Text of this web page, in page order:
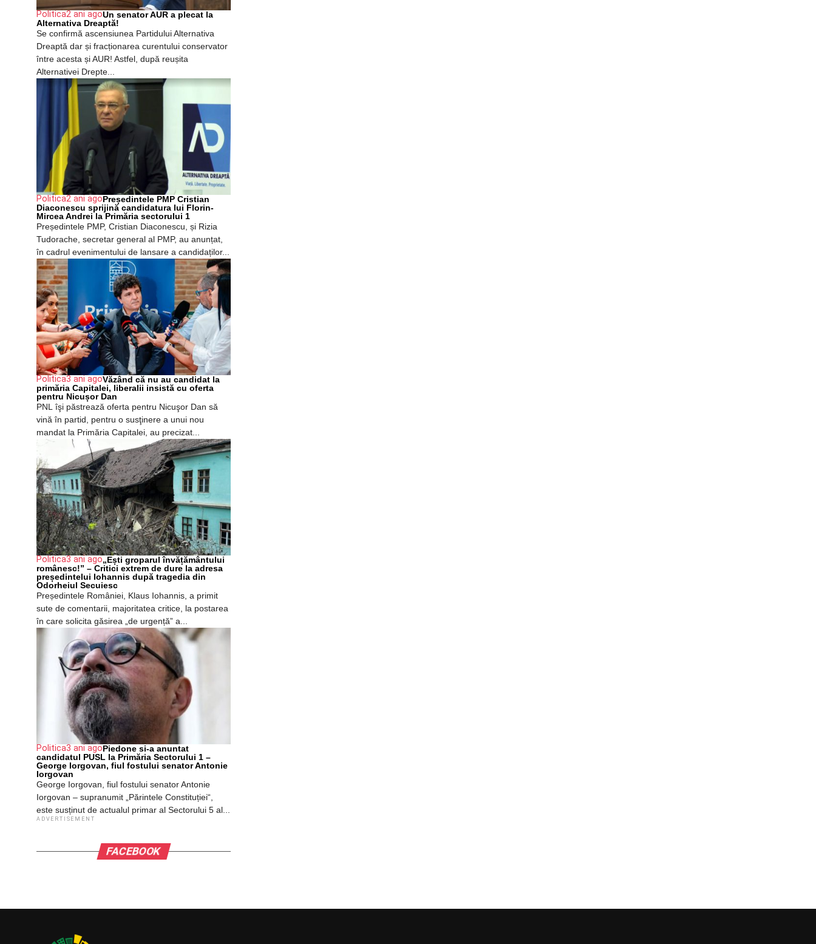
Politica2 ani agoUn senator AUR a plecat la
Alternativa Dreaptă!
Se confirmă ascensiunea Partidului Alternativa
Dreaptă dar și fracționarea curentului conservator
între acesta și AUR! Astfel, după reușita
Alternativei Drepte...
Politica2 ani agoPreședintele PMP Cristian
Diaconescu sprijină candidatura lui Florin-
Mircea Andrei la Primăria sectorului 1
Președintele PMP, Cristian Diaconescu, și Rizia
Tudorache, secretar general al PMP, au anunțat,
în cadrul evenimentului de lansare a candidaților...
Politica3 ani agoVăzând că nu au candidat la
primăria Capitalei, liberalii insistă cu oferta
pentru Nicușor Dan
PNL îşi păstrează oferta pentru Nicuşor Dan să
vină în partid, pentru o susţinere a unui nou
mandat la Primăria Capitalei, au precizat...
Politica3 ani ago„Ești groparul învățământului
românesc!” – Critici extrem de dure la adresa
președintelui Iohannis după tragedia din
Odorheiul Secuiesc
Președintele României, Klaus Iohannis, a primit
sute de comentarii, majoritatea critice, la postarea
în care solicita găsirea „de urgență” a...
Politica3 ani agoPiedone si-a anuntat
candidatul PUSL la Primăria Sectorului 1 –
George Iorgovan, fiul fostului senator Antonie
Iorgovan
George Iorgovan, fiul fostului senator Antonie
Iorgovan – supranumit „Părintele Constituției“,
este susținut de actualul primar al Sectorului 5 al...
ADVERTISEMENT
FACEBOOK